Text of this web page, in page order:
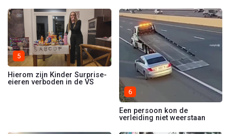
5
Hierom zijn Kinder Surprise-
eieren verboden in de VS
6
Een persoon kon de
verleiding niet weerstaan